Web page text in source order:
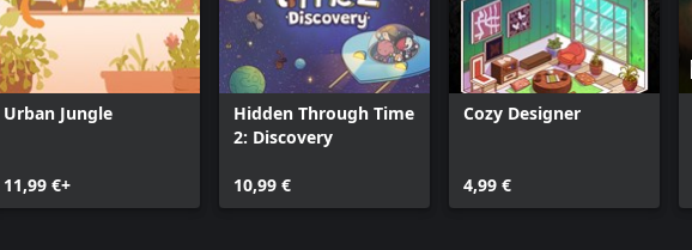
Urban Jungle
11,99 €+
Hidden Through Time
2: Discovery
10,99 €
Cozy Designer
4,99 €